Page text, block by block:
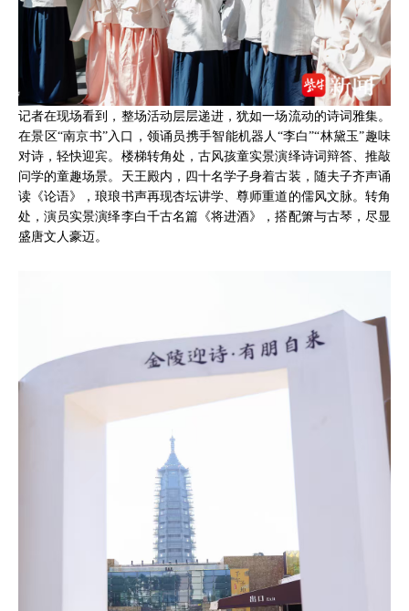
记者在现场看到，整场活动层层递进，犹如一场流动的诗词雅集。
在景区“南京书”入口，领诵员携手智能机器人“李白”“林黛玉”趣味
对诗，轻快迎宾。楼梯转角处，古风孩童实景演绎诗词辩答、推敲
问学的童趣场景。天王殿内，四十名学子身着古装，随夫子齐声诵
读《论语》，琅琅书声再现杏坛讲学、尊师重道的儒风文脉。转角
处，演员实景演绎李白千古名篇《将进酒》，搭配箫与古琴，尽显
盛唐文人豪迈。